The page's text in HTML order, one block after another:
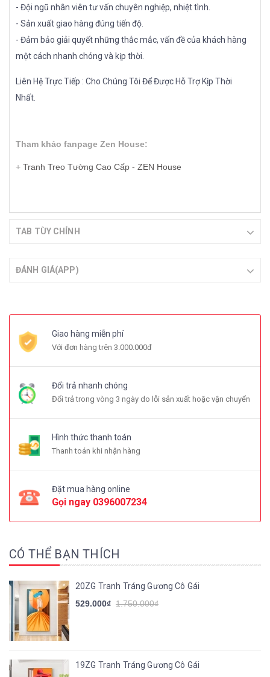
- Đội ngũ nhân viên tư vấn chuyên nghiệp, nhiệt tình.
- Sản xuất giao hàng đúng tiến độ.
- Đảm bảo giải quyết những thắc mắc, vấn đề của khách hàng
một cách nhanh chóng và kịp thời.
Liên Hệ Trực Tiếp : Cho Chúng Tôi Để Được Hỗ Trợ Kịp Thời
Nhất.
Tham khảo fanpage Zen House:
+ Tranh Treo Tường Cao Cấp - ZEN House
TAB TÙY CHỈNH
ĐÁNH GIÁ(APP)
Giao hàng miễn phí
Với đơn hàng trên 3.000.000đ
Đổi trả nhanh chóng
Đổi trả trong vòng 3 ngày do lỗi sản xuất hoặc vận chuyển
Hình thức thanh toán
Thanh toán khi nhận hàng
Đặt mua hàng online
Gọi ngay 0396007234
CÓ THỂ BẠN THÍCH
20ZG Tranh Tráng Gương Cô Gái
529.000₫ 1.750.000₫
19ZG Tranh Tráng Gương Cô Gái